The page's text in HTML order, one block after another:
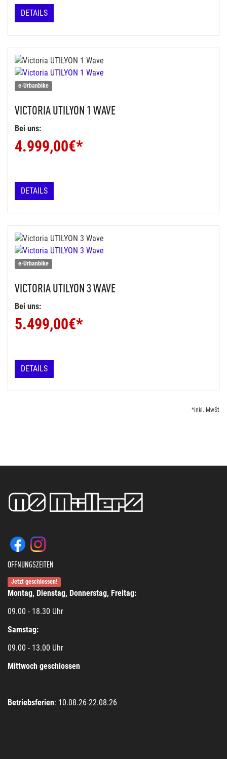
DETAILS
e-Urbanbike
VICTORIAUTILYON 1 WAVE
Bei uns:
4.999,00€*
DETAILS
e-Urbanbike
VICTORIAUTILYON 3 WAVE
Bei uns:
5.499,00€*
DETAILS
*inkl. MwSt
ÖFFNUNGSZEITEN
Jetzt geschlossen!
Montag, Dienstag, Donnerstag, Freitag:
09.00 - 18.30 Uhr
Samstag:
09.00 - 13.00 Uhr
Mittwoch geschlossen
Betriebsferien: 10.08.26-22.08.26